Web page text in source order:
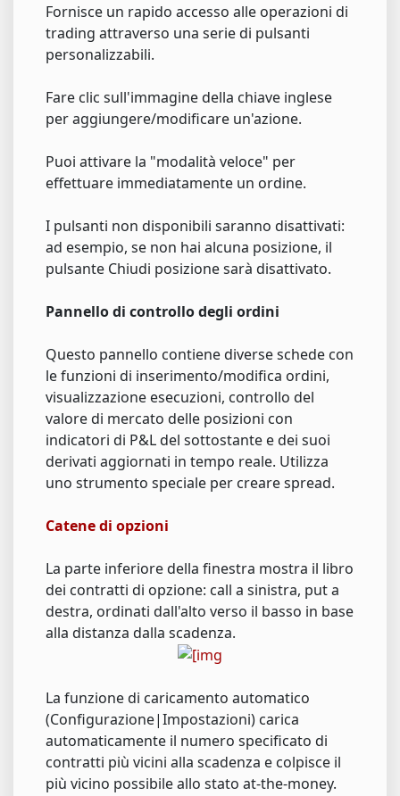
Fornisce un rapido accesso alle operazioni di
trading attraverso una serie di pulsanti
personalizzabili.
Fare clic sull'immagine della chiave inglese
per aggiungere/modificare un'azione.
Puoi attivare la "modalità veloce" per
effettuare immediatamente un ordine.
I pulsanti non disponibili saranno disattivati:
ad esempio, se non hai alcuna posizione, il
pulsante Chiudi posizione sarà disattivato.
Pannello di controllo degli ordini
Questo pannello contiene diverse schede con
le funzioni di inserimento/modifica ordini,
visualizzazione esecuzioni, controllo del
valore di mercato delle posizioni con
indicatori di P&L del sottostante e dei suoi
derivati aggiornati in tempo reale. Utilizza
uno strumento speciale per creare spread.
Catene di opzioni
La parte inferiore della finestra mostra il libro
dei contratti di opzione: call a sinistra, put a
destra, ordinati dall'alto verso il basso in base
alla distanza dalla scadenza.
La funzione di caricamento automatico
(Configurazione|Impostazioni) carica
automaticamente il numero specificato di
contratti più vicini alla scadenza e colpisce il
più vicino possibile allo stato at-the-money.